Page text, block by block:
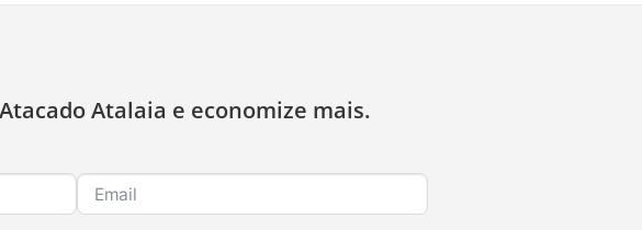
Atalaia e economize mais.